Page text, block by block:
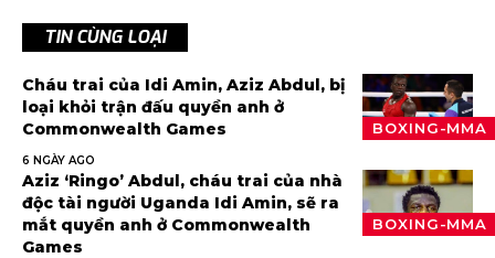
TIN CÙNG LOẠI
BOXING-MMA
Cháu trai của Idi Amin, Aziz Abdul, bị
loại khỏi trận đấu quyền anh ở
Commonwealth Games
6 NGÀY AGO
BOXING-MMA
Aziz ‘Ringo’ Abdul, cháu trai của nhà
độc tài người Uganda Idi Amin, sẽ ra
mắt quyền anh ở Commonwealth
Games